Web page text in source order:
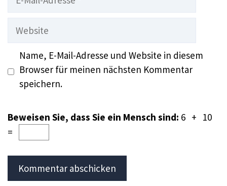
Website
Name, E-Mail-Adresse und Website in diesem
Browser für meinen nächsten Kommentar
speichern.
Beweisen Sie, dass Sie ein Mensch sind: 6 + 10
=